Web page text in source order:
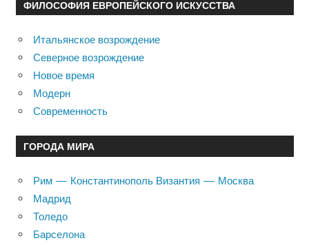
ФИЛОСОФИЯ ЕВРОПЕЙСКОГО ИСКУССТВА
Итальянское возрождение
Северное возрождение
Новое время
Модерн
Современность
ГОРОДА МИРА
Рим — Константинополь Византия — Москва
Мадрид
Толедо
Барселона